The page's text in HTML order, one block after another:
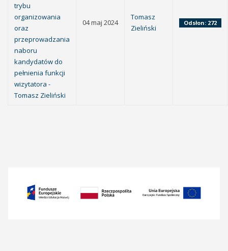
trybu
organizowania
oraz
przeprowadzania
naboru
kandydatów do
pełnienia funkcji
wizytatora -
Tomasz Zieliński
04 maj 2024
Tomasz
Zieliński
Odsłon: 272